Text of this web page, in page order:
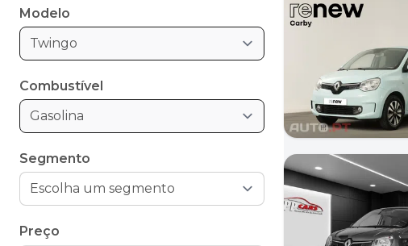
Modelo
Twingo
Combustível
Gasolina
Segmento
Preço